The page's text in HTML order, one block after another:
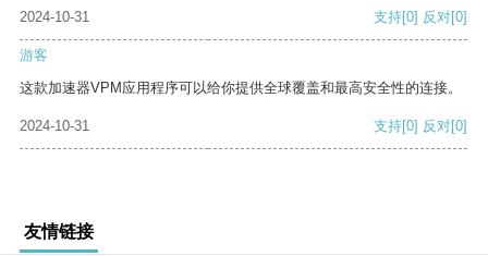
2024-10-31 支持[0] 反对[0]
游客
这款加速器VPM应用程序可以给你提供全球覆盖和最高安全性的连接。
2024-10-31 支持[0] 反对[0]
友情链接